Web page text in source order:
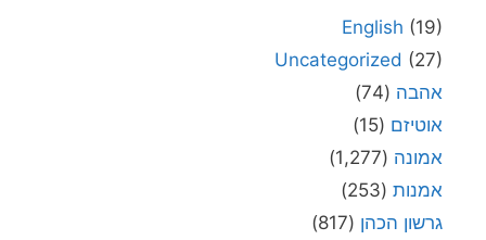
English (19)
Uncategorized (27)
אהבה (74)
אוטיזם (15)
אמונה (1,277)
אמנות (253)
גרשון הכהן (817)